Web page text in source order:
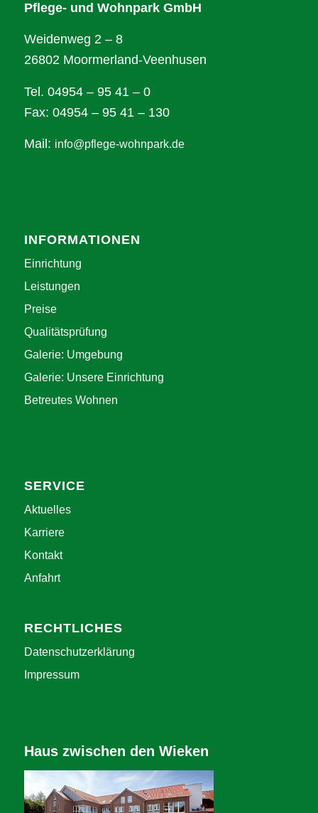
Pflege- und Wohnpark GmbH
Weidenweg 2 – 8
26802 Moormerland-Veenhusen
Tel. 04954 – 95 41 – 0
Fax: 04954 – 95 41 – 130
Mail: info@pflege-wohnpark.de
INFORMATIONEN
Einrichtung
Leistungen
Preise
Qualitätsprüfung
Galerie: Umgebung
Galerie: Unsere Einrichtung
Betreutes Wohnen
SERVICE
Aktuelles
Karriere
Kontakt
Anfahrt
RECHTLICHES
Datenschutzerklärung
Impressum
Haus zwischen den Wieken